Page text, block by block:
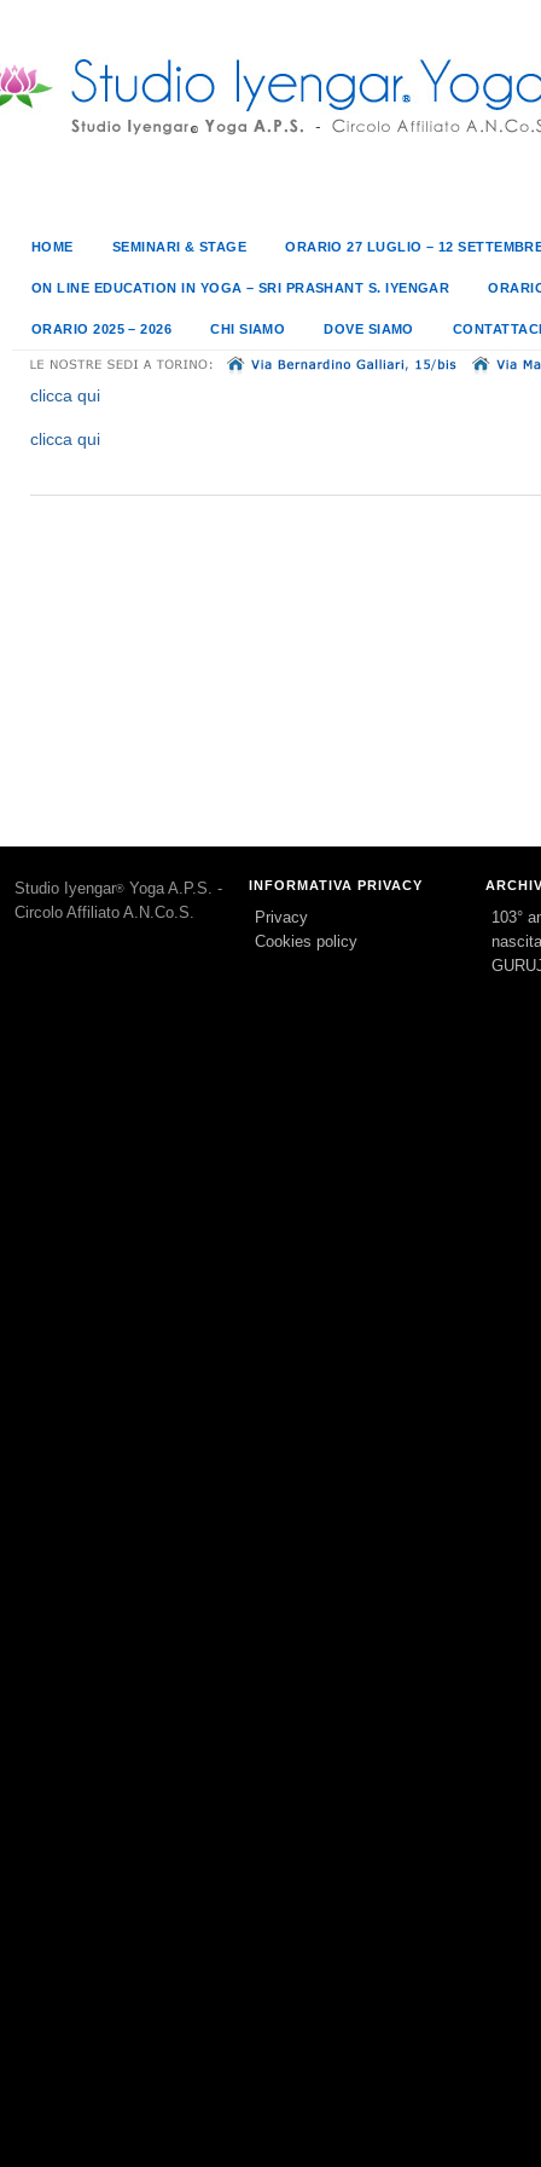
HOME SEMINARI & STAGE ORARIO 27 LUGLIO – 12
ON LINE EDUCATION IN YOGA – SRI PRASHANT S. IYENGAR
ORARIO 2025 – 2026 CHI SIAMO DOVE SIAMO
clicca qui
clicca qui
Studio Iyengar® Yoga A.P.S. -
Circolo Affiliato A.N.Co.S.
INFORMATIVA PRIVACY
Privacy
Cookies policy
103°